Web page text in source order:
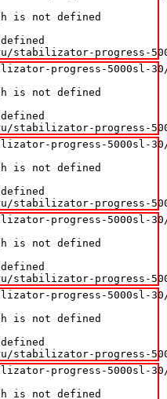
is not defined
stabilizator-progress-
progress-5000sl-30/
is not defined
stabilizator-progress-
progress-5000sl-30/
is not defined
stabilizator-progress-
progress-5000sl-30/
is not defined
stabilizator-progress-
progress-5000sl-30/
is not defined
stabilizator-progress-
progress-5000sl-30/
is not defined